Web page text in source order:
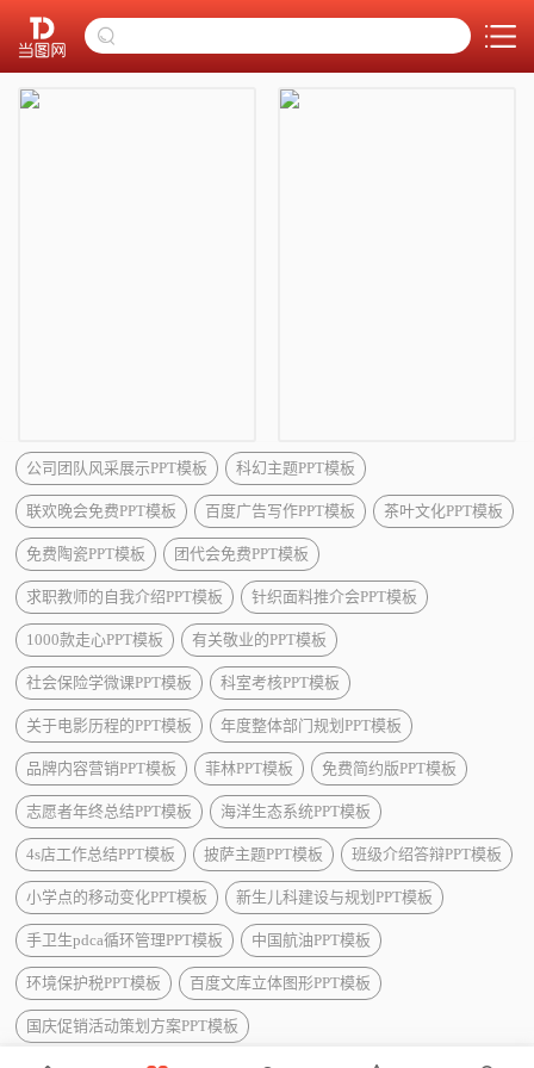
公司团队风采展示PPT模板 科幻主题PPT模板
联欢晚会免费PPT模板 百度广告写作PPT模板 茶叶文化PPT模板
免费陶瓷PPT模板 团代会免费PPT模板
求职教师的自我介绍PPT模板 针织面料推介会PPT模板
1000款走心PPT模板 有关敬业的PPT模板
社会保险学微课PPT模板 科室考核PPT模板
关于电影历程的PPT模板 年度整体部门规划PPT模板
品牌内容营销PPT模板 菲林PPT模板 免费简约版PPT模板
志愿者年终总结PPT模板 海洋生态系统PPT模板
4s店工作总结PPT模板 披萨主题PPT模板 班级介绍答辩PPT模板
小学点的移动变化PPT模板 新生儿科建设与规划PPT模板
手卫生pdca循环管理PPT模板 中国航油PPT模板
环境保护税PPT模板 百度文库立体图形PPT模板
国庆促销活动策划方案PPT模板